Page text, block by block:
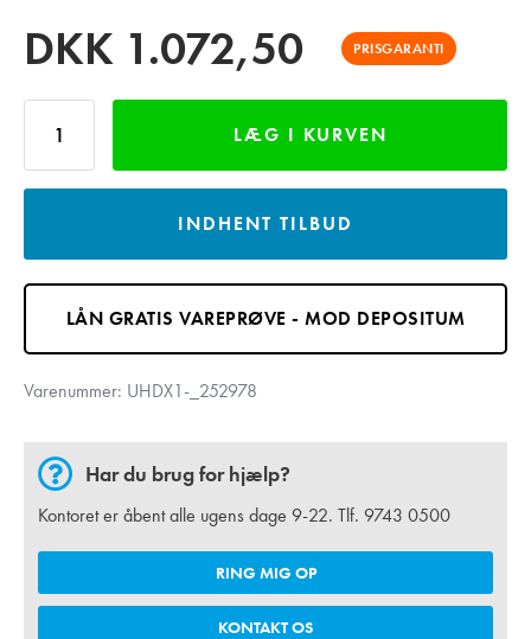
DKK 1.072,50 PRISGARANTI
LÆG I KURVEN
INDHENT TILBUD
LÅN GRATIS VAREPRØVE - MOD DEPOSITUM
Varenummer: UHDX1-_252978
Har du brug for hjælp?
Kontoret er åbent alle ugens dage 9-22. Tlf. 9743 0500
RING MIG OP
KONTAKT OS